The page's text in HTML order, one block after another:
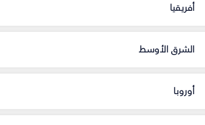
أفريقيا
الشرق الأوسط
أوروبا